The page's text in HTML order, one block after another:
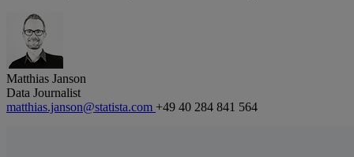
Matthias Janson
Data Journalist
matthias.janson@statista.com +49 40 284 841 564